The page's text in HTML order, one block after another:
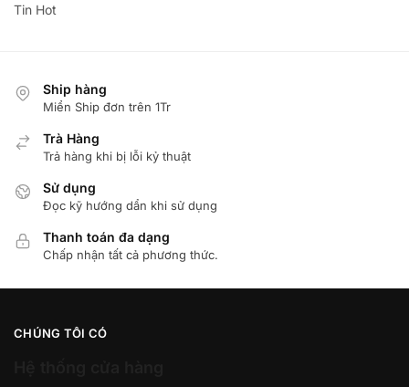
Tin Hot
Ship hàng
Miển Ship đơn trên 1Tr
Trà Hàng
Trả hàng khi bị lỗi kỷ thuật
Sử dụng
Đọc kỹ hướng dẩn khi sử dụng
Thanh toán đa dạng
Chấp nhận tất cả phương thức.
CHÚNG TÔI CÓ